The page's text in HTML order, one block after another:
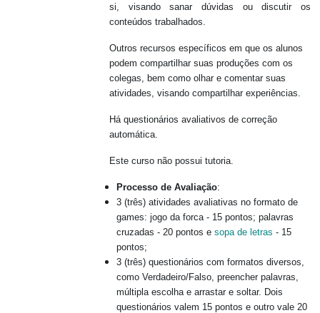
si, visando sanar dúvidas ou discutir os
conteúdos trabalhados.
Outros recursos específicos em que os alunos
podem compartilhar suas produções com os
colegas, bem como olhar e comentar suas
atividades, visando compartilhar experiências.
Há questionários avaliativos de correção
automática.
Este curso não possui tutoria.
Processo de Avaliação:
3 (três) atividades avaliativas no formato de
games: jogo da forca - 15 pontos; palavras
cruzadas - 20 pontos e sopa de letras - 15
pontos;
3 (três) questionários com formatos diversos,
como Verdadeiro/Falso, preencher palavras,
múltipla escolha e arrastar e soltar. Dois
questionários valem 15 pontos e outro vale 20